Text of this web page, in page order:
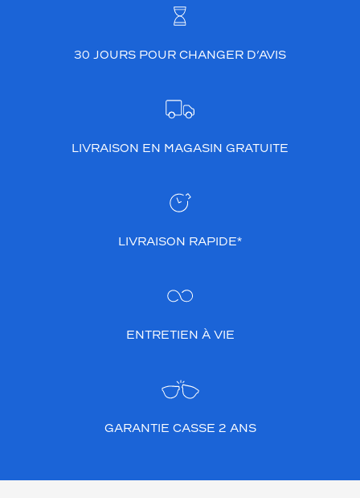
30 JOURS POUR CHANGER D’AVIS
LIVRAISON EN MAGASIN GRATUITE
LIVRAISON RAPIDE*
ENTRETIEN À VIE
GARANTIE CASSE 2 ANS